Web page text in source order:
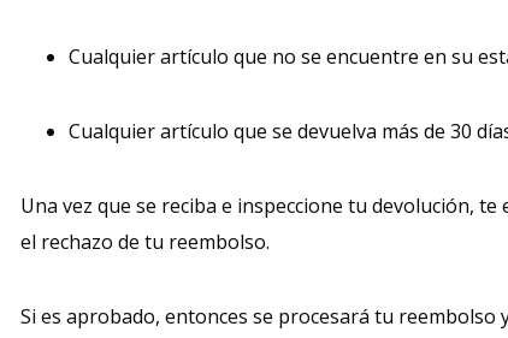
Cualquier artículo que no se encuentre en su
Cualquier artículo que se devuelva más de 30
Una vez que se reciba e inspeccione tu devolución,
el rechazo de tu reembolso.
Si es aprobado, entonces se procesará tu